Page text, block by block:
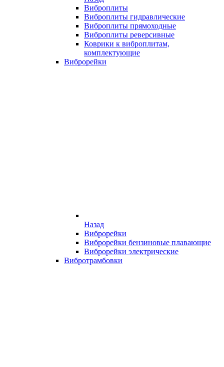
Виброплиты
Виброплиты гидравлические
Виброплиты прямоходные
Виброплиты реверсивные
Коврики к виброплитам,
комплектующие
Виброрейки
Назад
Виброрейки
Виброрейки бензиновые плавающие
Виброрейки электрические
Вибротрамбовки